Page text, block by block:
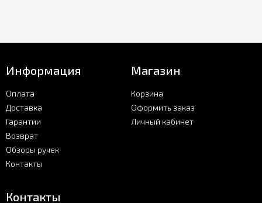
Информация
Оплата
Доставка
Гарантии
Возврат
Обзоры ручек
Контакты
Магазин
Корзина
Оформить заказ
Личный кабинет
Контакты